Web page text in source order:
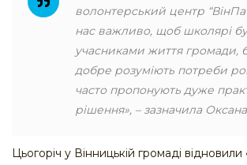
волонтерський центр
нас важливо, щоб школярі
учасниками життя громади,
добре розуміють потреби
часто пропонують дуже
рішення», – зазначила
Цьогоріч у Вінницькій громаді